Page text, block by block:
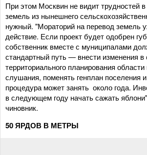
При этом Москвин не видит трудностей
земель из нынешнего
нужный. "Мораторий на перевод земель
действие. Если проект будет одобрен
собственник вместе с муниципалами
стандартный путь — внести изменения
территориального планирования
слушания, поменять генплан поселения
процедура может занять около года.
в следующем году начать сажать
чиновник.
50 ЯРДОВ В МЕТРЫ